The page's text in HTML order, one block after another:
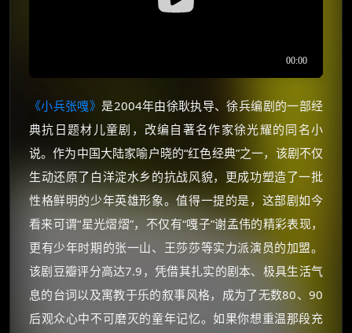
《小兵张嘎》是2004年由徐耿执导、徐兵编剧的一部经
典抗日题材儿童剧，改编自著名作家徐光耀的同名小
说。作为中国大陆家喻户晓的“红色经典”之一，该剧不仅
生动还原了白洋淀水乡的抗战风貌，更成功塑造了一批
性格鲜明的少年英雄形象。值得一提的是，这部剧如今
看来可谓“星光熠熠”，不仅有“嘎子”谢孟伟的精彩表现，
更有少年时期的张一山、王莎莎等实力派演员的加盟。
该剧豆瓣评分高达7.9，凭借其扎实的剧本、极具生活气
息的台词以及寓教于乐的叙事风格，成为了无数80、90
后观众心中不可磨灭的童年记忆。如果你想重温那段充